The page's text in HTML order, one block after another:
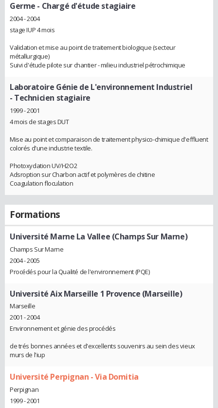
Germe - Chargé d'étude stagiaire
2004 - 2004
stage IUP 4 mois
Validation et mise au point de traitement biologique (secteur
métallurgique)
Suivi d'étude pilote sur chantier - milieu industriel pétrochimique
Laboratoire Génie de L'environnement Industriel
- Technicien stagiaire
1999 - 2001
4 mois de stages DUT
Mise au point et comparaison de traitement physico-chimique d'effluent
colorés d'une industrie textile.
Photoxydation UV/H2O2
Adsroption sur Charbon actif et polymères de chitine
Coagulation floculation
Formations
Université Marne La Vallee (Champs Sur Marne)
Champs Sur Marne
2004 - 2005
Procédés pour la Qualité de l'environnement (PQE)
Université Aix Marseille 1 Provence (Marseille)
Marseille
2001 - 2004
Environnement et génie des procédés
de trés bonnes années et d'excellents souvenirs au sein des vieux
murs de l'iup
Université Perpignan - Via Domitia
Perpignan
1999 - 2001